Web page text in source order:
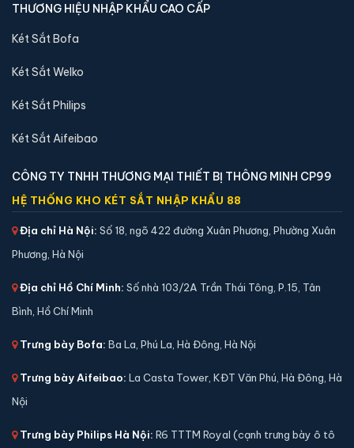
📐 Kích thước: 30 x 39 x 32 cm
⚖️ Trọng lượng:
🛡️ Bảo hành:24 tháng
4,290,000 đ
Két sắt mini Liberty LB39S vân tay điện tử chính
hãng
⚖️ Trọng lượng:22 kg
THƯƠNG HIỆU NHẬP KHẨU CAO CẤP
Két Sắt Bofa
Két Sắt Welko
Két Sắt Philips
Két Sắt Aifeibao
CÔNG TY TNHH THƯƠNG MẠI THIẾT BỊ THÔNG MINH CP99
HỆ THỐNG KHO KÉT SẮT NHẬP KHẨU 88
Địa chỉ Hà Nội: Số 18, ngõ 422 đường Xuân Phương, Phường Xuân
Phương, Hà Nội
Địa chỉ Hồ Chí Minh: Số nhà 103/2A Trần Thái Tông, P.15, Tân
Bình, Hồ Chí Minh
Trưng bày Bofa: Ba La, Phú La, Hà Đông, Hà Nội
Trưng bày Aifeibao: La Casta Tower, KĐT Văn Phú, Hà Đông, Hà
Nội
Trưng bày Philips Hà Nội: R6 TTTM Royal (cạnh trưng bày ô tô